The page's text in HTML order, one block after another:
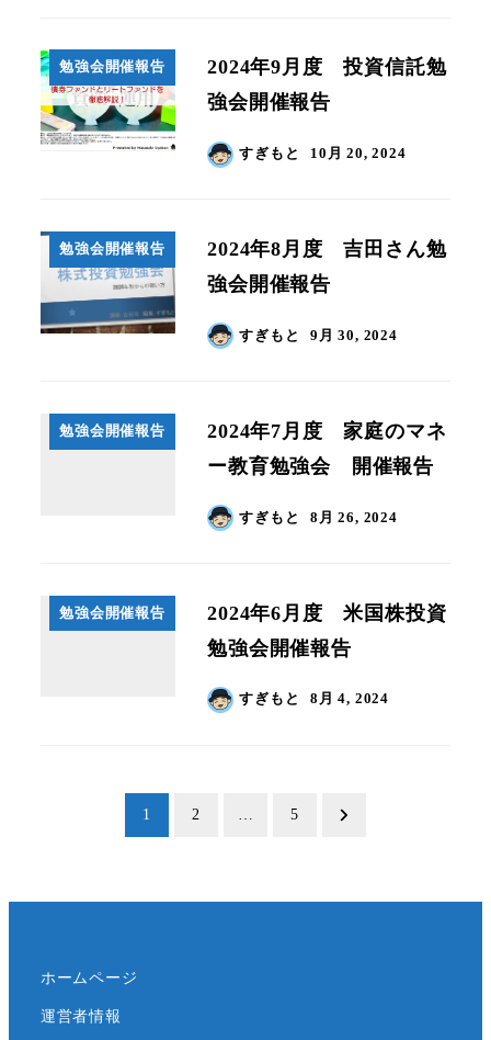
勉強会開催報告
2024年9月度 投資信託勉
強会開催報告
すぎもと 10月 20, 2024
勉強会開催報告
2024年8月度 吉田さん勉
強会開催報告
すぎもと 9月 30, 2024
勉強会開催報告
2024年7月度 家庭のマネ
ー教育勉強会 開催報告
すぎもと 8月 26, 2024
勉強会開催報告
2024年6月度 米国株投資
勉強会開催報告
すぎもと 8月 4, 2024
の
ー
1 2 5
ホームページ
運営者情報